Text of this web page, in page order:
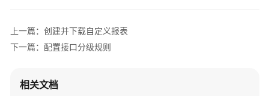
快
速
上一篇：创建并下载自定义报表
下一篇：配置接口分级规则
相关文档